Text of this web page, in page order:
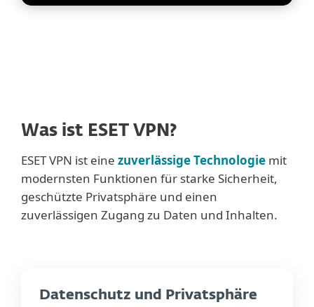
Was ist ESET VPN?
ESET VPN ist eine zuverlässige Technologie mit
modernsten Funktionen für starke Sicherheit,
geschützte Privatsphäre und einen
zuverlässigen Zugang zu Daten und Inhalten.
Datenschutz und Privatsphäre